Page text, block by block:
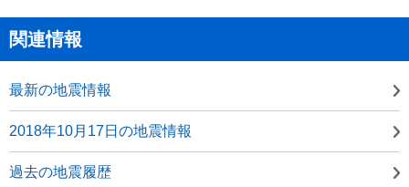
関連情報
最新の地震情報
2018年10月17日の地震情報
過去の地震履歴